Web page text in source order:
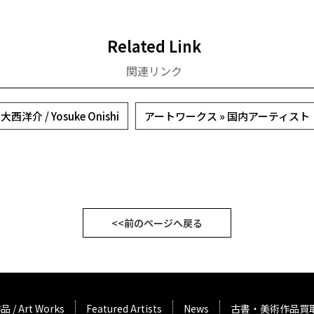
Related Link
関連リンク
大西洋介 / Yosuke Onishi アートワークス » 国内アーティスト
<<前のページへ戻る
/ Art Works Featured Artists News 古書・美術作品買